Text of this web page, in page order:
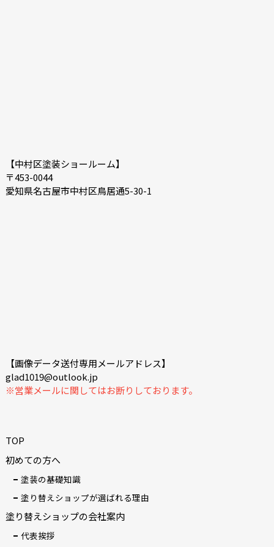
【中村区塗装ショールーム】
〒453-0044
愛知県名古屋市中村区鳥居通5-30-1
【画像データ送付専用メールアドレス】
glad1019@outlook.jp
※営業メールに関してはお断りしております。
TOP
初めての方へ
塗装の基礎知識
塗り替えショップが選ばれる理由
塗り替えショップの会社案内
代表挨拶